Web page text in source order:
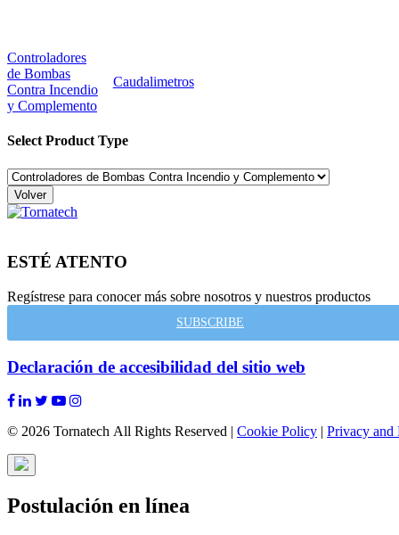
Controladores
de Bombas
Contra Incendio
y Complemento
Caudalimetros
Select Product Type
Volver
ESTÉ ATENTO
Regístrese para conocer más sobre nosotros y nuestros productos
SUBSCRIBE
Declaración de accesibilidad del sitio web
© 2026 Tornatech All Rights Reserved | Cookie Policy | Privacy and
Postulación en línea